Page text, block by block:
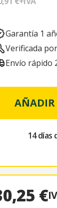
Garantía 1
Verificada
Envío rápido
AÑADIR
14 días
€